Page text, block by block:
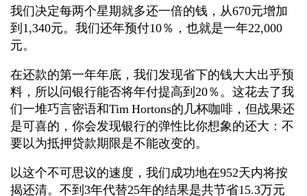
我们决定每两个星期就多还一倍的钱，从670元增加
到1,340元。我们还年预付10％，也就是一年22,000
元。
在还款的第一年年底，我们发现省下的钱大大出乎预
料，所以问银行能否将年付提高到20％。这花去了我
们一堆巧言密语和Tim Hortons的几杯咖啡，但战果还
是可喜的，你会发现银行的弹性比你想象的还大：不
要以为抵押贷款期限是不能改变的。
以这个不可思议的速度，我们成功地在952天内将按
揭还清。不到3年代替25年的结果是共节省15.3万元